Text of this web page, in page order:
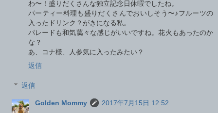
わ〜！盛りだくさんな独立記念日休暇でしたね。
パーティー料理も盛りだくさんでおいしそう〜♪フルーツの
入ったドリンク？がきになる私。
パレードも和気藹々な感じがいいですね。花火もあったのか
な？
あ、コナ様、人参気に入ったみたい？
返信
返信
Golden Mommy
2017年7月15日 12:52